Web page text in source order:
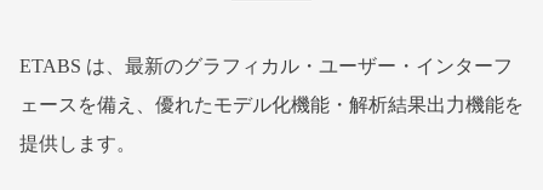
ETABS は、最新のグラフィカル・ユーザー・インターフ
ェースを備え、優れたモデル化機能・解析結果出力機能を
提供します。